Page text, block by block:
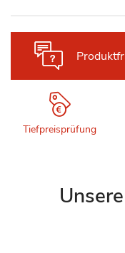
Tiefpreisprüfung